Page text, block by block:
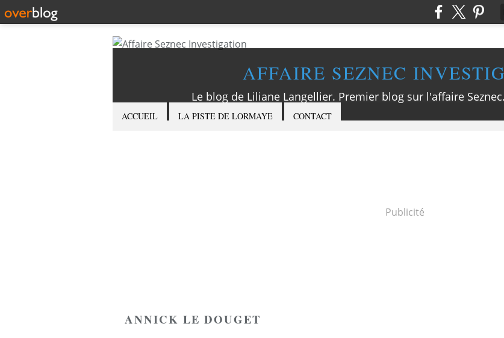
AFFAIRE SEZNEC
Le blog de Liliane Langellier. Premier blog sur l'affaire
ACCUEIL LA PISTE DE LORMAYE CONTACT
Publicité
ANNICK LE DOUGET